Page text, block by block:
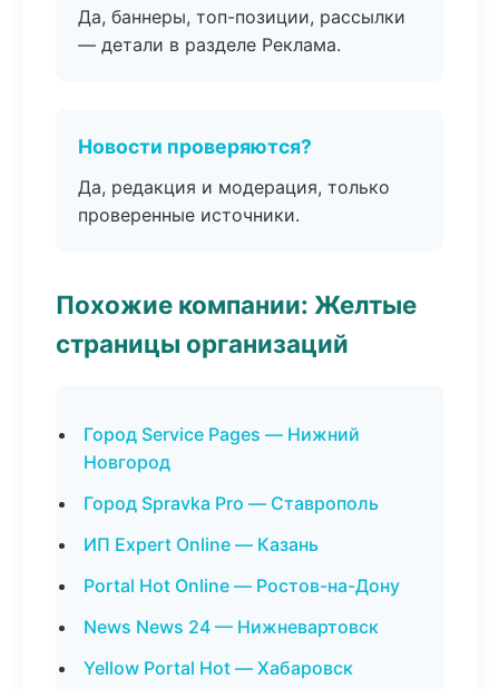
Да, баннеры, топ-позиции, рассылки
— детали в разделе Реклама.
Новости проверяются?
Да, редакция и модерация, только
проверенные источники.
Похожие компании: Желтые
страницы организаций
Город Service Pages — Нижний
Новгород
Город Spravka Pro — Ставрополь
ИП Expert Online — Казань
Portal Hot Online — Ростов-на-Дону
News News 24 — Нижневартовск
Yellow Portal Hot — Хабаровск